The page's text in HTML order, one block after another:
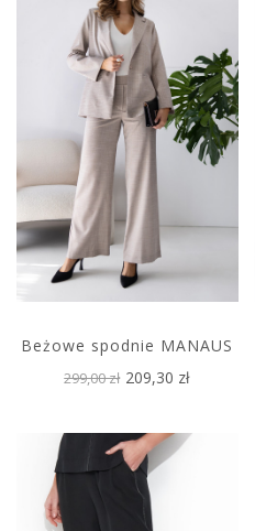
Beżowe spodnie MANAUS
299,00 zł 209,30 zł